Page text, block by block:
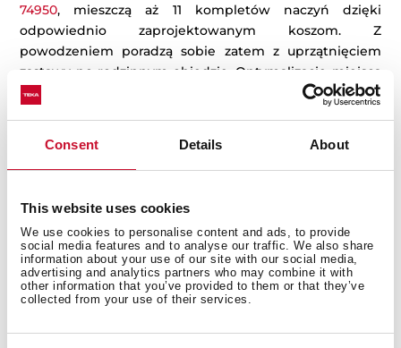
Consent Details About
This website uses cookies
We use cookies to personalise content and ads, to provide
social media features and to analyse our traffic. We also share
information about your use of our site with our social media,
advertising and analytics partners who may combine it with
other information that you’ve provided to them or that they’ve
collected from your use of their services.
74950, mieszczą aż 11 kompletów naczyń dzięki
odpowiednio zaprojektowanym koszom. Z
powodzeniem poradzą sobie zatem z uprzątnięciem
zastawy po rodzinnym obiedzie. Optymalizację miejsca
zapewnił trzeci kosz na sztućce znajdujący się na samej
dolnym koszu. Co więcej, 9 programów zmywania
pozwoli dostosować tryb pracy zmywarki do stopnia